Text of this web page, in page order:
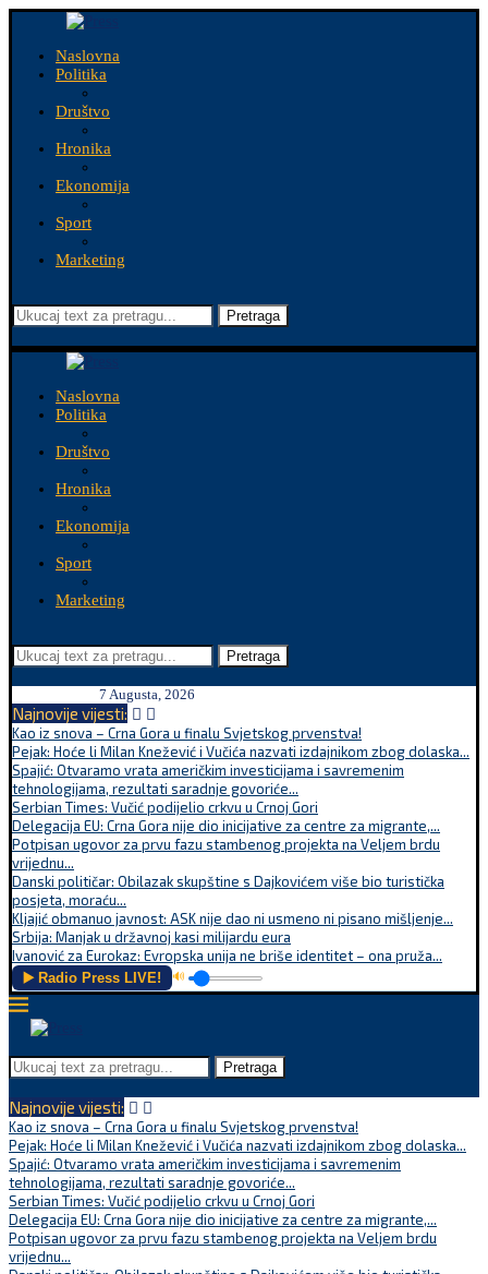
Naslovna
Politika
Društvo
Hronika
Ekonomija
Sport
Marketing
Pretraga
Naslovna
Politika
Društvo
Hronika
Ekonomija
Sport
Marketing
Pretraga
7 Augusta, 2026
Najnovije vijesti:
Kao iz snova – Crna Gora u finalu Svjetskog prvenstva!
Pejak: Hoće li Milan Knežević i Vučića nazvati izdajnikom zbog dolaska...
Spajić: Otvaramo vrata američkim investicijama i savremenim
tehnologijama, rezultati saradnje govoriće...
Serbian Times: Vučić podijelio crkvu u Crnoj Gori
Delegacija EU: Crna Gora nije dio inicijative za centre za migrante,...
Potpisan ugovor za prvu fazu stambenog projekta na Veljem brdu
vrijednu...
Danski političar: Obilazak skupštine s Dajkovićem više bio turistička
posjeta, moraću...
Kljajić obmanuo javnost: ASK nije dao ni usmeno ni pisano mišljenje...
Srbija: Manjak u državnoj kasi milijardu eura
Ivanović za Eurokaz: Evropska unija ne briše identitet – ona pruža...
▶️ Radio Press LIVE! 🔊
Pretraga
Najnovije vijesti:
Kao iz snova – Crna Gora u finalu Svjetskog prvenstva!
Pejak: Hoće li Milan Knežević i Vučića nazvati izdajnikom zbog dolaska...
Spajić: Otvaramo vrata američkim investicijama i savremenim
tehnologijama, rezultati saradnje govoriće...
Serbian Times: Vučić podijelio crkvu u Crnoj Gori
Delegacija EU: Crna Gora nije dio inicijative za centre za migrante,...
Potpisan ugovor za prvu fazu stambenog projekta na Veljem brdu
vrijednu...